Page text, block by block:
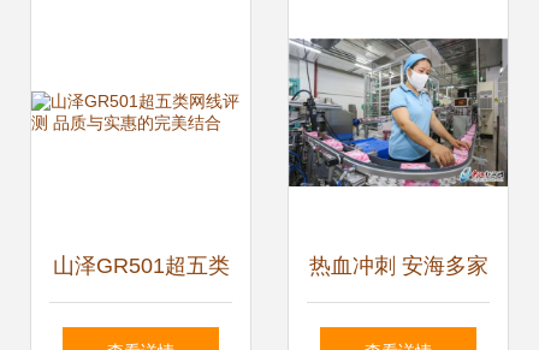
山泽GR501超五类
网线评测 品质与实
热血冲刺 安海多家
企业“火力全开”迎